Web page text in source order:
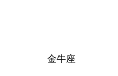
金牛座